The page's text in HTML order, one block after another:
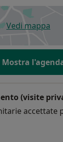
Vedi mappa
si apre in
Mostra
(visite
accettate